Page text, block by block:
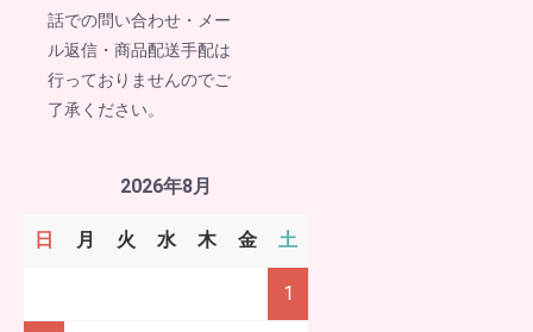
話での問い合わせ・メー
ル返信・商品配送手配は
行っておりませんのでご
了承ください。
2026年8月
日 月 火 水 木 金 土
1